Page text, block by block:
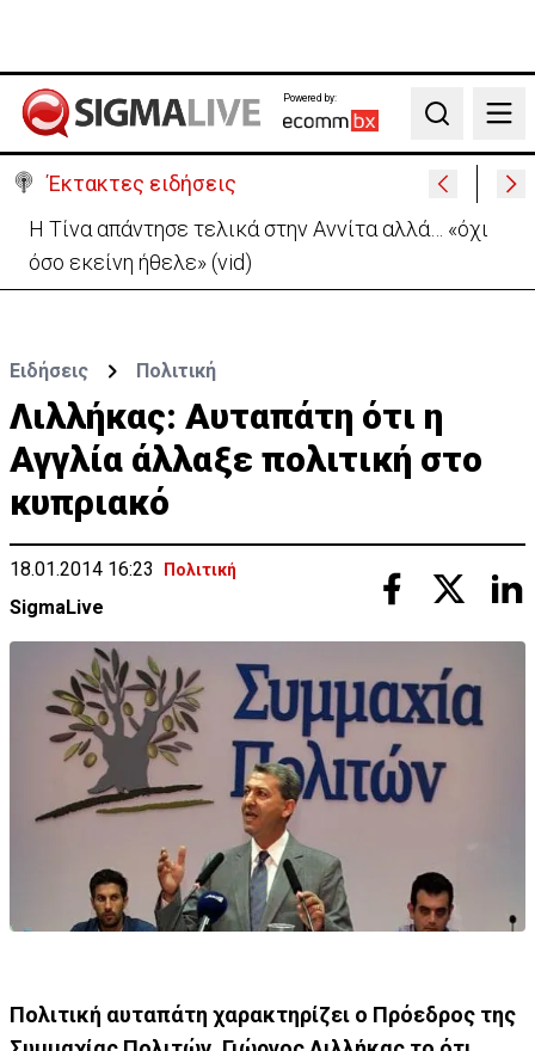
Powered by:
Search
Έκτακτες ειδήσεις
Η Τίνα απάντησε τελικά στην Αννίτα αλλά… «όχι
όσο εκείνη ήθελε» (vid)
Ειδήσεις Πολιτική
Λιλλήκας: Αυταπάτη ότι η
Αγγλία άλλαξε πολιτική στο
κυπριακό
18.01.2014 16:23 Πολιτική
SigmaLive
Πολιτική αυταπάτη χαρακτηρίζει ο Πρόεδρος της